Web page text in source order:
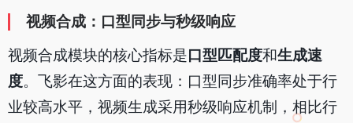
视频合成：口型同步与秒级响应
视频合成模块的核心指标是口型匹配度和生成速
度。飞影在这方面的表现：口型同步准确率处于行
业较高水平，视频生成采用秒级响应机制，相比行